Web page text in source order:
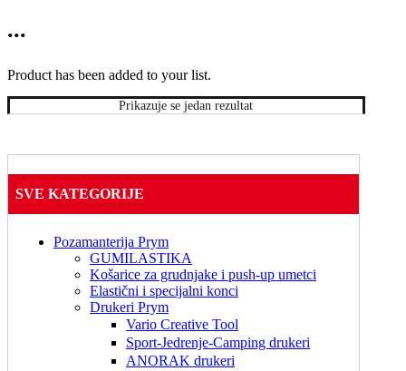
...
Product has been added to your list.
Prikazuje se jedan rezultat
SVE KATEGORIJE
Pozamanterija Prym
GUMILASTIKA
Košarice za grudnjake i push-up umetci
Elastični i specijalni konci
Drukeri Prym
Vario Creative Tool
Sport-Jedrenje-Camping drukeri
ANORAK drukeri